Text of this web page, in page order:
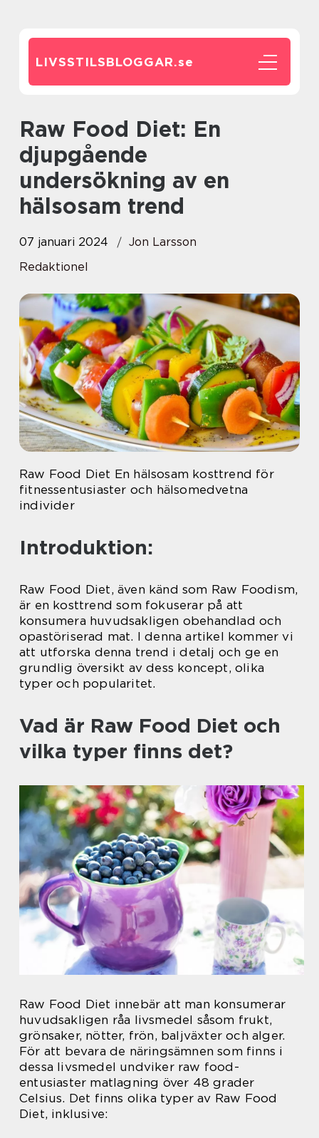
LIVSSTILSBLOGGAR.se
Raw Food Diet: En
djupgående
undersökning av en
hälsosam trend
07 januari 2024
Jon Larsson
Redaktionel
Raw Food Diet En hälsosam kosttrend för
fitnessentusiaster och hälsomedvetna
individer
Introduktion:
Raw Food Diet, även känd som Raw Foodism,
är en kosttrend som fokuserar på att
konsumera huvudsakligen obehandlad och
opastöriserad mat. I denna artikel kommer vi
att utforska denna trend i detalj och ge en
grundlig översikt av dess koncept, olika
typer och popularitet.
Vad är Raw Food Diet och
vilka typer finns det?
Raw Food Diet innebär att man konsumerar
huvudsakligen råa livsmedel såsom frukt,
grönsaker, nötter, frön, baljväxter och alger.
För att bevara de näringsämnen som finns i
dessa livsmedel undviker raw food-
entusiaster matlagning över 48 grader
Celsius. Det finns olika typer av Raw Food
Diet, inklusive: